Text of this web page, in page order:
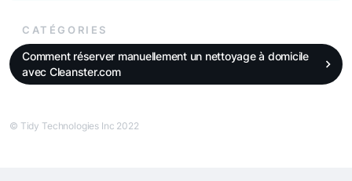
CATÉGORIES
Comment réserver manuellement un nettoyage à domicile
avec Cleanster.com
© Tidy Technologies Inc 2022